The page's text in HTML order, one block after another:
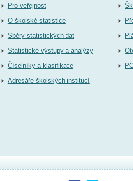
Pro veřejnost
O školské statistice
Sběry statistických dat
Statistické výstupy a analýzy
Číselníky a klasifikace
Adresáře školských institucí